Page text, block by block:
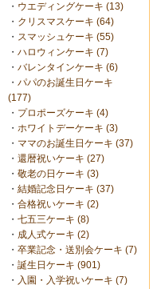
・ ウエディングケーキ (13)
・ クリスマスケーキ (64)
・ スマッシュケーキ (55)
・ ハロウィンケーキ (7)
・ バレンタインケーキ (6)
・ パパのお誕生日ケーキ
(177)
・ プロポーズケーキ (4)
・ ホワイトデーケーキ (3)
・ ママのお誕生日ケーキ (37)
・ 還暦祝いケーキ (27)
・ 敬老の日ケーキ (3)
・ 結婚記念日ケーキ (37)
・ 合格祝いケーキ (2)
・ 七五三ケーキ (8)
・ 成人式ケーキ (2)
・ 卒業記念・送別会ケーキ (7)
・ 誕生日ケーキ (901)
・ 入園・入学祝いケーキ (7)